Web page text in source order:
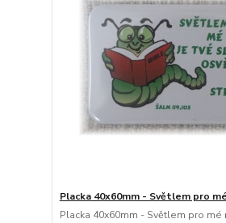
Placka 40x60mm - Světlem pro
Placka 40x60mm - Světlem pro mé